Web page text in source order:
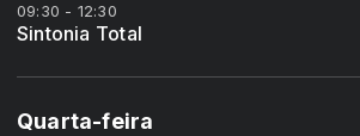
09:30 - 12:30
Sintonia Total
Quarta-feira